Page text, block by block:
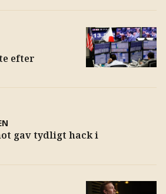
efter
gav tydligt hack i